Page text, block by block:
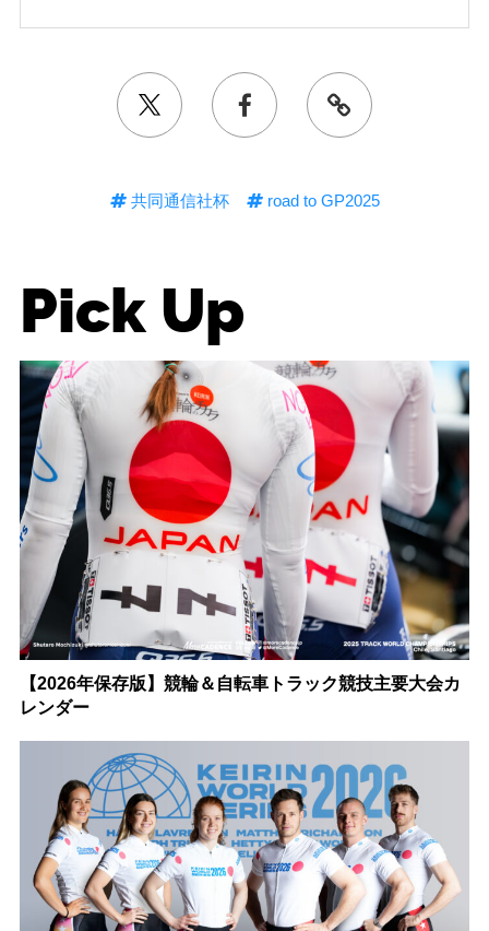
共同通信社杯 road to GP2025
Pick Up
【2026年保存版】競輪＆自転車トラック競技主要大会カ
レンダー